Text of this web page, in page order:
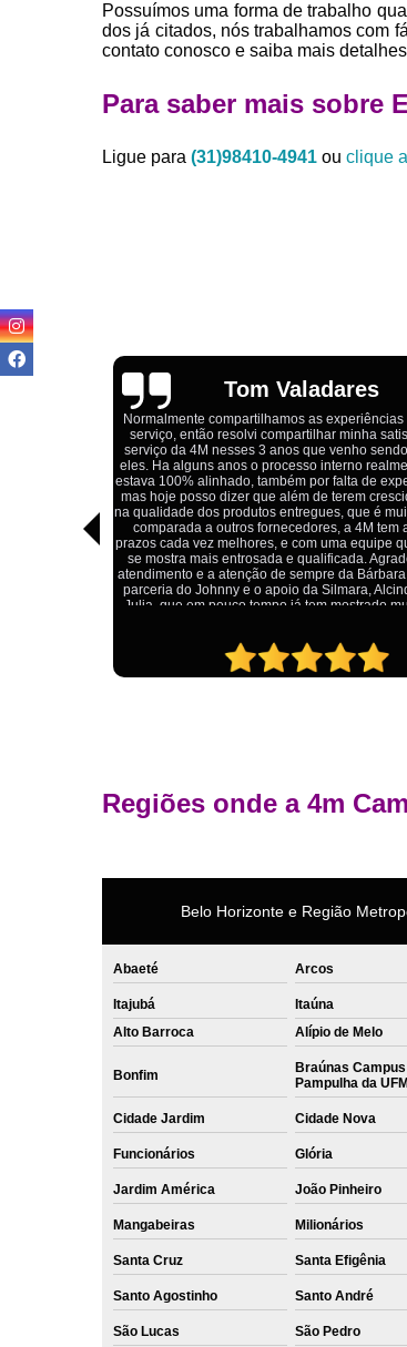
Possuímos uma forma de trabalho
dos já citados, nós trabalhamos com
contato conosco e saiba mais
Para saber mais sobre
Ligue para (31)98410-4941 ou clique
Igor Cordeiro
Estou extremamente satisfeito com o serviço da
Eles forneceram uniformes para a minha
qualidade das camisetas é excelente. O tecido
impressão está impecável, e o preço foi justo,
considerando a alta qualidade do produto.
atendimento foi ágil e atencioso, desde o
entrega dos uniformes. Com certeza,
Camisetas para quem procura uniformes de
ótimo custo-benefício.
Regiões onde a 4m
Belo Horizonte e Região
Abaeté Arcos
Itajubá Itaúna
Alto Barroca
Alípio de Melo
Bonfim
Braúnas Campus
Pampulha da
Cidade Jardim Cidade Nova
Funcionários Glória
Jardim América João Pinheiro
Mangabeiras Milionários
Santa Cruz Santa Efigênia
Santo Agostinho Santo André
São Lucas São Pedro